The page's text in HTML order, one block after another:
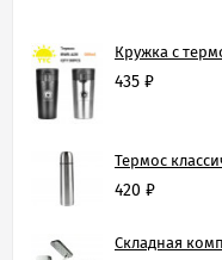
Кружка с
435 ₽
Термос
420 ₽
Складная